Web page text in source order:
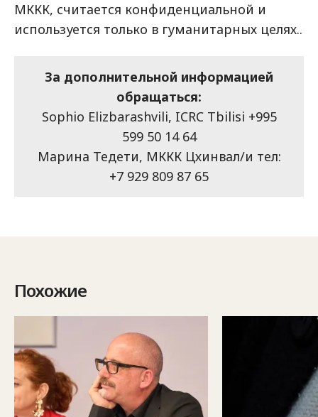
МККК, считается конфиденциальной и
используется только в гуманитарных целях..
За дополнительной информацией
обращаться:
Sophio Elizbarashvili, ICRC Tbilisi +995
599 50 14 64
Марина Тедети, МККК Цхинвал/и тел:
+7 929 809 87 65
Похожие